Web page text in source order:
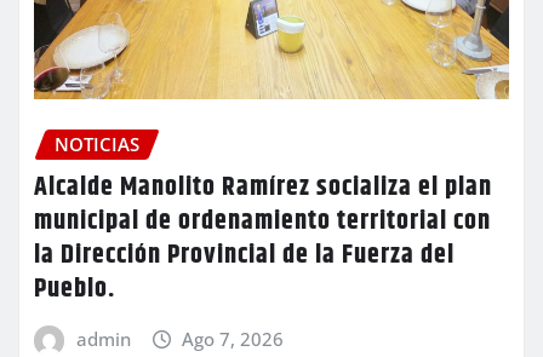
NOTICIAS
Alcalde Manolito Ramírez socializa el plan
municipal de ordenamiento territorial con
la Dirección Provincial de la Fuerza del
Pueblo.
admin Ago 7, 2026